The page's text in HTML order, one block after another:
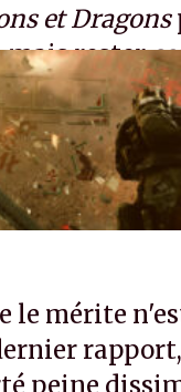
et Dragons
mais rester
le mérite
peine